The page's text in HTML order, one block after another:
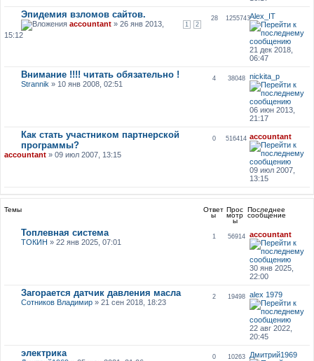
Эпидемия взломов сайтов.
1 2
accountant» 26 янв 2013,
15:12
28 1255743Alex_IT
21 дек 2018,
06:47
Внимание !!!! читать обязательно !
Strannik » 10 янв 2008, 02:51
4 38048 nickita_p
06 июн 2013,
21:17
Как стать участником партнерской
программы?
accountant» 09 июл 2007, 13:15
0 516414 accountant
09 июл 2007,
13:15
Темы Ответ
ы
Прос
мотр
ы
Последнее
сообщение
Топлевная система
ТОКИН » 22 янв 2025, 07:01
1 56914 accountant
30 янв 2025,
22:00
Загорается датчик давления масла
Сотников Владимир» 21 сен 2018, 18:23
2 19498 alex 1979
22 авг 2022,
20:45
электрика 0 10263 Дмитрий1969